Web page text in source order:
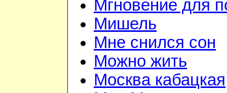
Мгновение для
Мишель
Мне снился сон
Можно жить
Москва кабацкая